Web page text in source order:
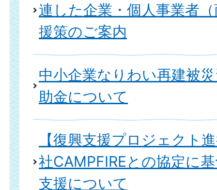
連した企業・個人事業者
援策のご案内
中小企業なりわい再建被
助金について
【復興支援プロジェクト
社CAMPFIREとの協定に
支援について